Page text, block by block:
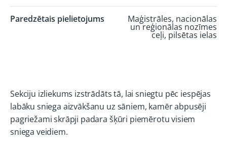
Paredzētais pielietojums Maģistrāles, nacionālas
un reģionālas nozīmes
ceļi, pilsētas ielas
Sekciju izliekums izstrādāts tā, lai sniegtu pēc iespējas
labāku sniega aizvākšanu uz sāniem, kamēr abpusēji
pagriežami skrāpji padara šķūri piemērotu visiem
sniega veidiem.